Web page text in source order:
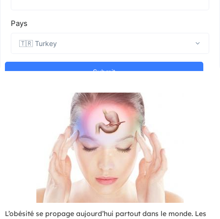
L’obésité se propage aujourd’hui partout dans le monde. Les